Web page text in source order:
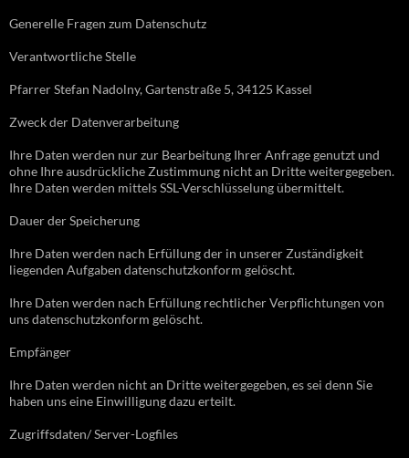
Generelle Fragen zum Datenschutz
Verantwortliche Stelle
Pfarrer Stefan Nadolny, Gartenstraße 5, 34125 Kassel
Zweck der Datenverarbeitung
Ihre Daten werden nur zur Bearbeitung Ihrer Anfrage genutzt und
ohne Ihre ausdrückliche Zustimmung nicht an Dritte weitergegeben.
Ihre Daten werden mittels SSL-Verschlüsselung übermittelt.
Dauer der Speicherung
Ihre Daten werden nach Erfüllung der in unserer Zuständigkeit
liegenden Aufgaben datenschutzkonform gelöscht.
Ihre Daten werden nach Erfüllung rechtlicher Verpflichtungen von
uns datenschutzkonform gelöscht.
Empfänger
Ihre Daten werden nicht an Dritte weitergegeben, es sei denn Sie
haben uns eine Einwilligung dazu erteilt.
Zugriffsdaten/ Server-Logfiles